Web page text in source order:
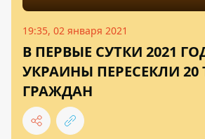
19:35, 02 января 2021
В ПЕРВЫЕ СУТКИ 2021
УКРАИНЫ ПЕРЕСЕКЛИ 20
ГРАЖДАН